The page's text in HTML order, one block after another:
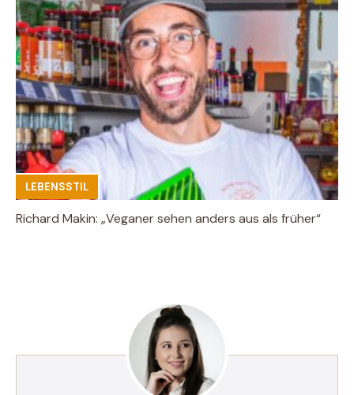
LEBENSSTIL
Richard Makin: „Veganer sehen anders aus als früher“